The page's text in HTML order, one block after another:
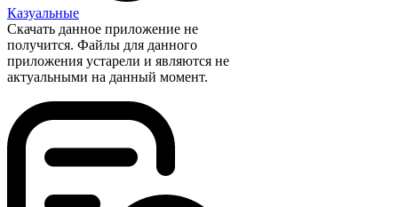
Казуальные
Скачать данное приложение не
получится. Файлы для данного
приложения устарели и являются не
актуальными на данный момент.